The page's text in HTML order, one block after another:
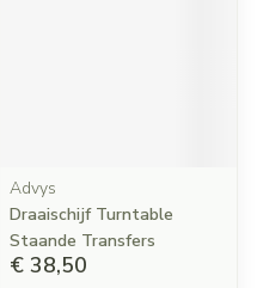
Advys
Draaischijf Turntable
Staande Transfers
€ 38,50